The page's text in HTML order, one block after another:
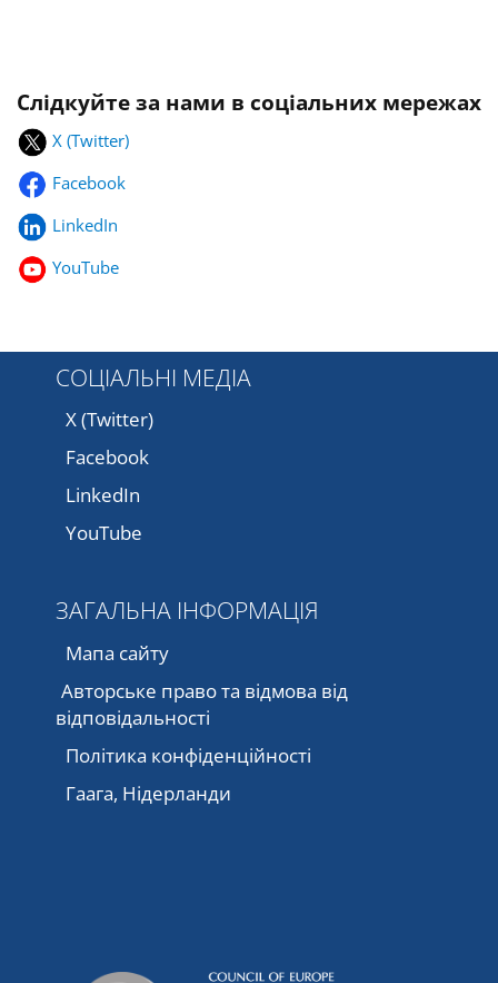
Слідкуйте за нами в соціальних мережах
X (Twitter)
Facebook
LinkedIn
YouTube
СОЦІАЛЬНІ МЕДІА
X (Twitter)
Facebook
LinkedIn
YouTube
ЗАГАЛЬНА ІНФОРМАЦІЯ
Мапа сайту
Авторське право та відмова від
відповідальності
Політика конфіденційності
Гаага, Нідерланди